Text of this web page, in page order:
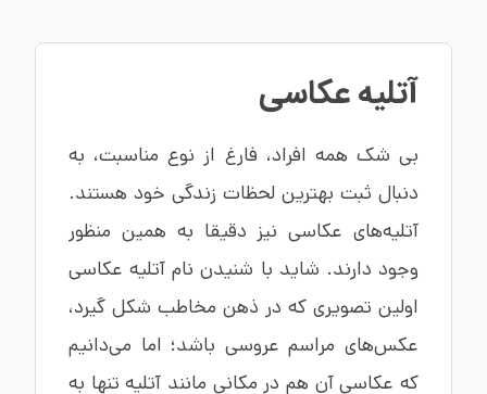
آتلیه عکاسی
بی شک همه افراد، فارغ از نوع مناسبت، به
دنبال ثبت بهترین لحظات زندگی خود هستند.
آتلیه‌های عکاسی نیز دقیقا به همین منظور
وجود دارند. شاید با شنیدن نام آتلیه عکاسی
اولین تصویری که در ذهن مخاطب شکل گیرد،
عکس‌های مراسم عروسی باشد؛ اما می‌دانیم
که عکاسی آن هم در مکانی مانند آتلیه تنها به